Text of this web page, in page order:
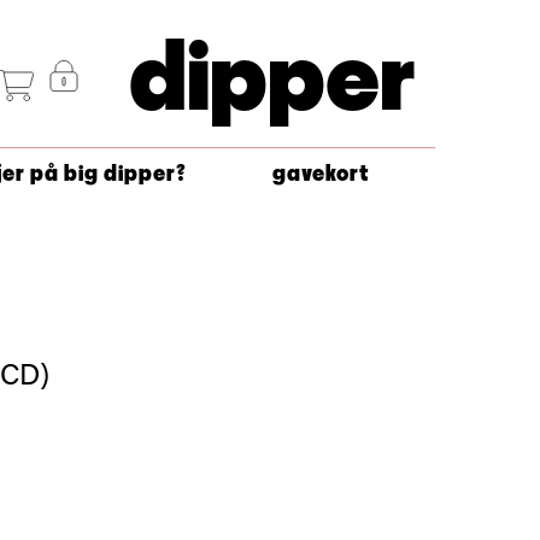
dipper
på big dipper? gavekort